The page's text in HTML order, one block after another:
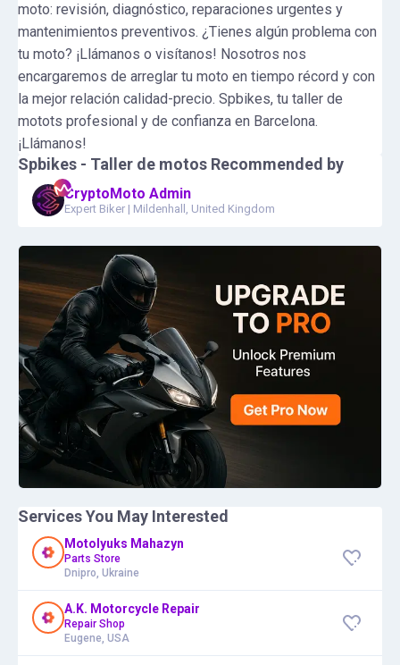
Spbikes - Taller de motos Recommended by
CryptoMoto Admin
Expert Biker | Mildenhall, United Kingdom
Services You May Interested
Motolyuks Mahazyn
Parts Store
Dnipro, Ukraine
A.K. Motorcycle Repair
Repair Shop
Eugene, USA
moto: revisión, diagnóstico, reparaciones urgentes y
mantenimientos preventivos. ¿Tienes algún problema con
tu moto? ¡Llámanos o visítanos! Nosotros nos
encargaremos de arreglar tu moto en tiempo récord y con
la mejor relación calidad-precio. Spbikes, tu taller de
motots profesional y de confianza en Barcelona.
¡Llámanos!